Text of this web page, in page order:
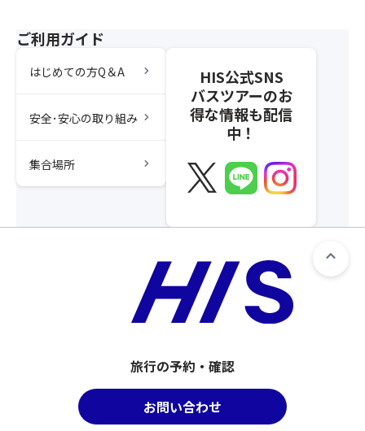
ご利用ガイド
はじめての方Q＆A chevron_right
安全･安心の取り組み chevron_right
集合場所 chevron_right
HIS公式SNS
バスツアーのお
得な情報も配信
中！
旅行の予約・確認
お問い合わせ